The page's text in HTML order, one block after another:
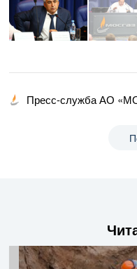
Пресс-служба АО